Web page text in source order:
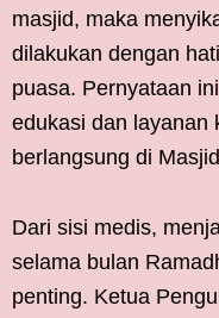
masjid, maka
dilakukan dengan
puasa. Pernyataan
edukasi dan layanan
berlangsung di
Dari sisi medis,
selama bulan
penting. Ketua